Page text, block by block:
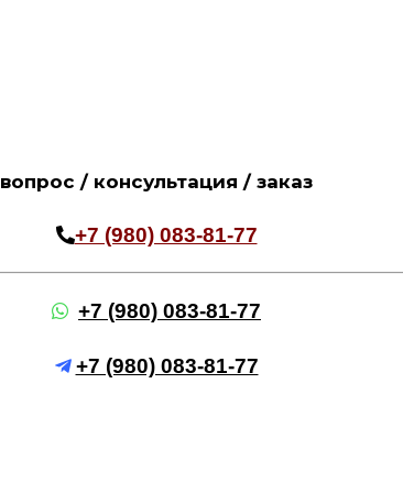
вопрос / консультация / заказ
+7 (980) 083-81-77
+7 (980) 083-81-77
+7 (980) 083-81-77